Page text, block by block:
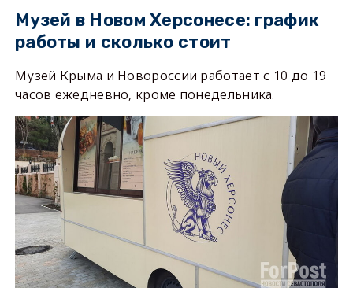
Музей в Новом Херсонесе: график
работы и сколько стоит
Музей Крыма и Новороссии работаетс 10 до 19
часов ежедневно, кроме понедельника.